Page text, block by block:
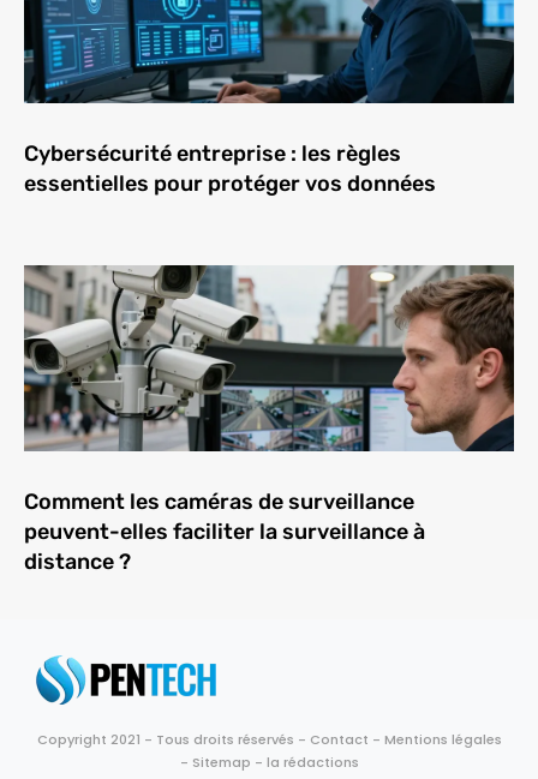
Cybersécurité entreprise : les règles
essentielles pour protéger vos données
Comment les caméras de surveillance
peuvent-elles faciliter la surveillance à
distance ?
Copyright 2021 - Tous droits réservés - Contact - Mentions légales
- Sitemap - la rédactions